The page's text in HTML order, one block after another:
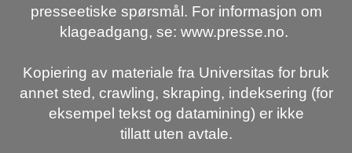
presseetiske spørsmål. For informasjon om
klageadgang, se: www.presse.no.
Kopiering av materiale fra Universitas for bruk
annet sted, crawling, skraping, indeksering (for
eksempel tekst og datamining) er ikke
tillatt uten avtale.